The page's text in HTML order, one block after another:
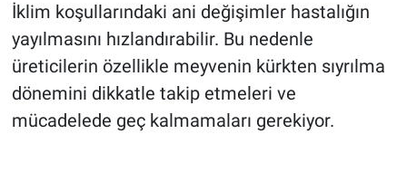
İklim koşullarındaki ani değişimler hastalığın
yayılmasını hızlandırabilir. Bu nedenle
üreticilerin özellikle meyvenin kürkten sıyrılma
dönemini dikkatle takip etmeleri ve
mücadelede geç kalmamaları gerekiyor.